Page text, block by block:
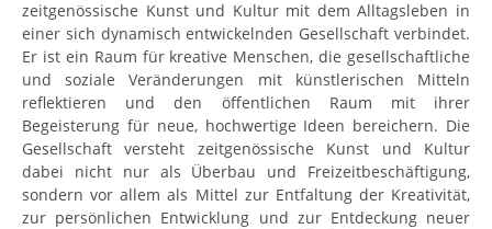
zeitgenössische Kunst und Kultur mit dem Alltagsleben in
einer sich dynamisch entwickelnden Gesellschaft verbindet.
Er ist ein Raum für kreative Menschen, die gesellschaftliche
und soziale Veränderungen mit künstlerischen Mitteln
reflektieren und den öffentlichen Raum mit ihrer
Begeisterung für neue, hochwertige Ideen bereichern. Die
Gesellschaft versteht zeitgenössische Kunst und Kultur
dabei nicht nur als Überbau und Freizeitbeschäftigung,
sondern vor allem als Mittel zur Entfaltung der Kreativität,
zur persönlichen Entwicklung und zur Entdeckung neuer